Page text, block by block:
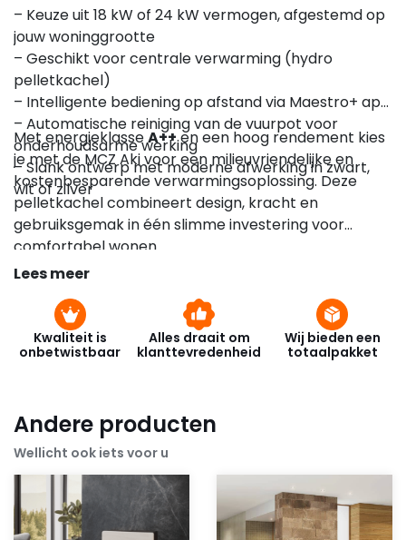
– Keuze uit 18 kW of 24 kW vermogen, afgestemd op
jouw woninggrootte
– Geschikt voor centrale verwarming (hydro
pelletkachel)
– Intelligente bediening op afstand via Maestro+ app
– Automatische reiniging van de vuurpot voor
onderhoudsarme werking
– Slank ontwerp met moderne afwerking in zwart,
wit of zilver
Met energieklasseA++en een hoog rendement kies
je met de MCZ Aki voor een milieuvriendelijke en
kostenbesparende verwarmingsoplossing. Deze
pelletkachel combineert design, kracht en
gebruiksgemak in één slimme investering voor
comfortabel wonen.
Lees meer
Kwaliteit is
onbetwistbaar
Alles draait om
klanttevredenheid
Wij bieden een
totaalpakket
Andere producten
Wellicht ook iets voor u